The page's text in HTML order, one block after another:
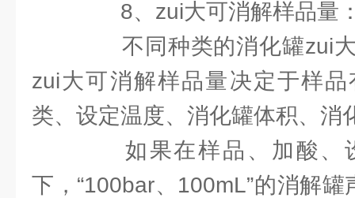
8、zui大可消解样品量
不同种类的消化罐zui大
zui大可消解样品量决定于样
类、设定温度、消化罐体积、消
如果在样品、加酸、
下，“100bar、100mL”的消解